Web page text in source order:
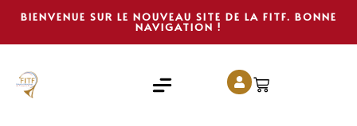
BIENVENUE SUR LE NOUVEAU SITE DE LA FITF. BONNE
NAVIGATION !